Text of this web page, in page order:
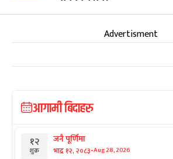
Advertisment
आगामी बिदाहरु
१२
शुक्र
जनै पूर्णिमा
भाद्र १२, २०८३-Aug 28, 2026